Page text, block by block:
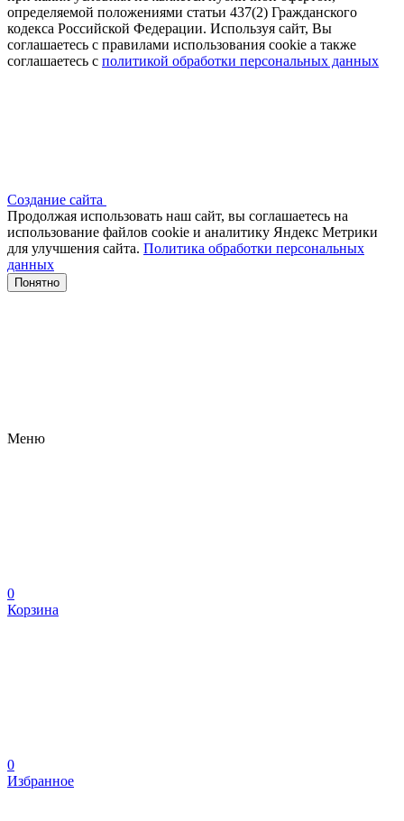
определяемой положениями статьи 437(2) Гражданского
кодекса Российской Федерации. Используя сайт, Вы
соглашаетесь с правилами использования cookie а также
соглашаетесь с политикой обработки персональных данных
Создание сайта
Продолжая использовать наш сайт, вы соглашаетесь на
использование файлов сооkіе и аналитику Яндекс Метрики
для улучшения сайта. Политика обработки персональных
данных
Понятно
Меню
0
Корзина
0
Избранное